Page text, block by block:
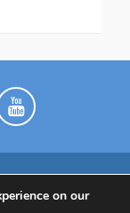
on our